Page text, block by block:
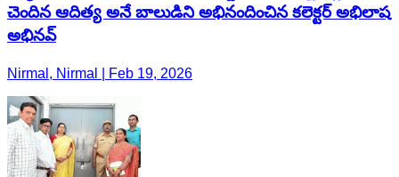
చెందిన ఆదిత్య అనే బాలుడిని అభినందించిన కలెక్టర్ అభిలాష
అభినవ్
Nirmal, Nirmal | Feb 19, 2026